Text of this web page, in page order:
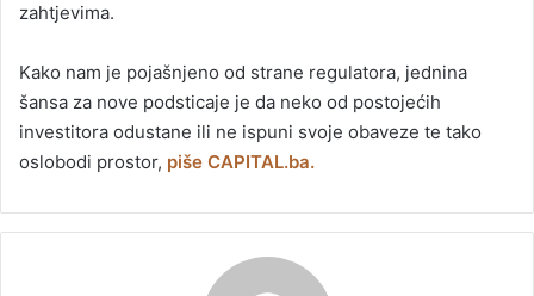
zahtjevima.
Kako nam je pojašnjeno od strane regulatora, jednina
šansa za nove podsticaje je da neko od postojećih
investitora odustane ili ne ispuni svoje obaveze te tako
oslobodi prostor, piše CAPITAL.ba.